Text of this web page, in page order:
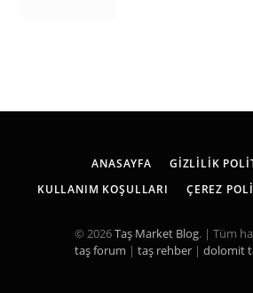
ANASAYFA
GIZLILIK
KULLANIM KOŞULLARI
ÇEREZ
© 2026Taş Market Blog. | Tüm
taş forum | taş rehber | dolomit